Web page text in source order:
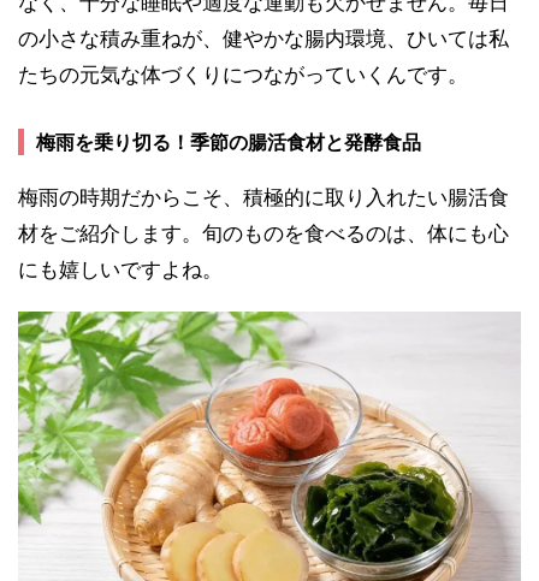
の小さな積み重ねが、健やかな腸内環境、ひいては私
たちの元気な体づくりにつながっていくんです。
梅雨を乗り切る！季節の腸活食材と発酵食品
梅雨の時期だからこそ、積極的に取り入れたい腸活食
材をご紹介します。旬のものを食べるのは、体にも心
にも嬉しいですよね。